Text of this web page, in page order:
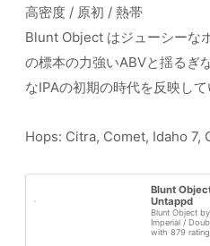
高密度 / 原初 / 熱帯
Blunt Object はジューシーな
の標本の力強いABVと揺るぎ
なIPAの初期の時代を反映して
Hops: Citra, Comet, Idaho 7,
Blunt
Untappd
Blunt Object
Imperial /
with 879